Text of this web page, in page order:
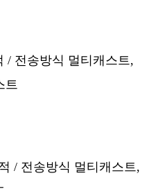
/ 전송방식 멀티캐스트,
트
/ 전송방식 멀티캐스트,